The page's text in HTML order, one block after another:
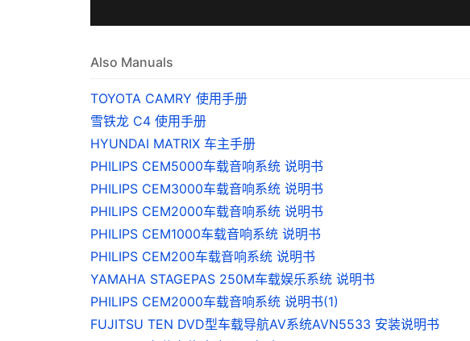
Also Manuals
TOYOTA CAMRY 使用手册
雪铁龙 C4 使用手册
HYUNDAI MATRIX 车主手册
PHILIPS CEM5000车载音响系统 说明书
PHILIPS CEM3000车载音响系统 说明书
PHILIPS CEM2000车载音响系统 说明书
PHILIPS CEM1000车载音响系统 说明书
PHILIPS CEM200车载音响系统 说明书
YAMAHA STAGEPAS 250M车载娱乐系统 说明书
PHILIPS CEM2000车载音响系统 说明书(1)
FUJITSU TEN DVD型车载导航AV系统AVN5533 安装说明书